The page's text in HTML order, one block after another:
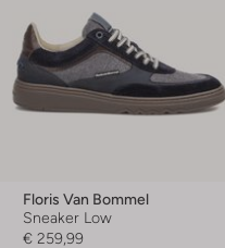
Floris Van Bommel
Sneaker Low
€ 259,99